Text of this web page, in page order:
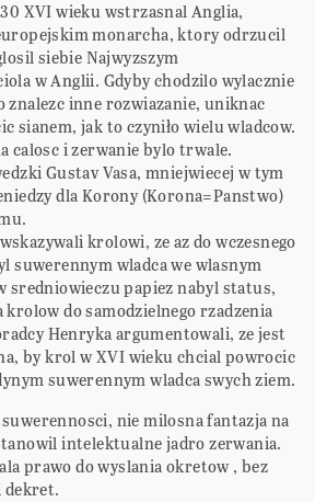
XVI wieku wstrzasnal Anglia,
monarcha, ktory odrzucil
siebie Najwyzszym
w Anglii. Gdyby chodzilo wylacznie
znalezc inne rozwiazanie, uniknac
sianem, jak to czyniło wielu wladcow.
calosc i zerwanie bylo trwale.
Gustav Vasa, mniejwiecej w tym
dla Korony (Korona=Panstwo)
krolowi, ze az do wczesnego
suwerennym wladca we wlasnym
sredniowieczu papiez nabyl status,
do samodzielnego rzadzenia
Henryka argumentowali, ze jest
by krol w XVI wieku chcial powrocic
suwerennym wladca swych ziem.
nie milosna fantazja na
intelektualne jadro zerwania.
prawo do wyslania okretow , bez
dekret.